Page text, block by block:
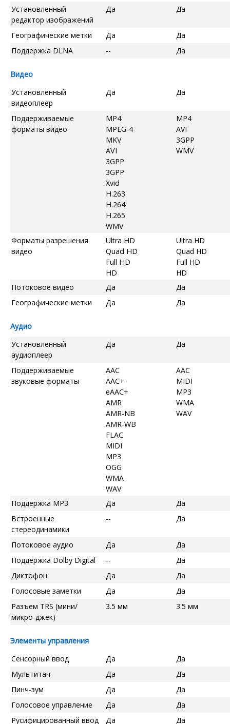
Установленный
редактор изображений
Да Да
Географические метки Да
Да
Поддержка DLNA
-- Да
Видео
Установленный
видеоплеер
Да Да
Поддерживаемые
форматы видео
MP4
MPEG-4
MKV
AVI
3GPP
3GPP
Xvid
H.263
H.264
H.265
WMV
MP4
AVI
3GPP
WMV
Форматы разрешения
видео
Ultra HD
Quad HD
Full HD
HD
Ultra HD
Quad HD
Full HD
HD
Потоковое видео
Да
Да
Географические метки
Да Да
Аудио
Установленный
аудиоплеер
Да Да
Поддерживаемые
звуковые форматы
AAC
AAC+
eAAC+
AMR
AMR-NB
AMR-WB
FLAC
MIDI
MP3
OGG
WMA
WAV
AAC
MIDI
MP3
WMA
WAV
Поддержка MP3 Да
Да
Встроенные
стереодинамики
-- Да
Потоковое аудио Да
Да
Поддержка Dolby Digital
--
Да
Диктофон
Да
Да
Голосовые заметки
Да
Да
Разъем TRS (мини/
микро-джек)
3.5 мм 3.5 мм
Элементы управления
Сенсорный ввод
Да
Да
Мультитач
Да
Да
Пинч-зум
Да
Да
Голосовое управление
Да
Да
Русифицированный ввод
Да Да